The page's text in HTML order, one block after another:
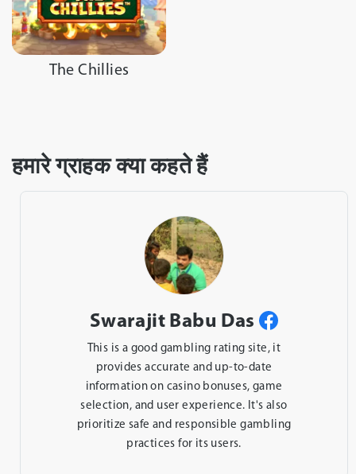
The Chillies
हमारे ग्राहक क्या कहते हैं
Taju Lal
A good gambling rating site should offer
comprehensive and reliable information on
factors such as payout percentages, game
fairness, customer support quality, and user
reviews. And this site is TrustedGamble!